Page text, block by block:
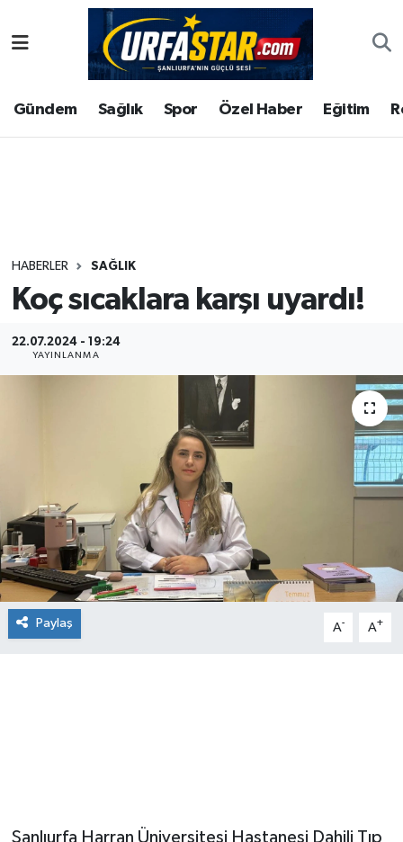
Gündem Sağlık Spor Özel Haber Eğitim
HABERLER SAĞLIK
Koç sıcaklara karşı uyardı!
22.07.2024 - 19:24
YAYINLANMA
Paylaş A- A+
Şanlıurfa Harran Üniversitesi Hastanesi Dahili Tıp
ASAYİS
ÇEVRE
Gündem
Kültür
Şanlıurfa Nöbetçi Eczaneler
Şanlıurfa Hava Durumu
Tüm Manşetler
Son Dakika Haberleri